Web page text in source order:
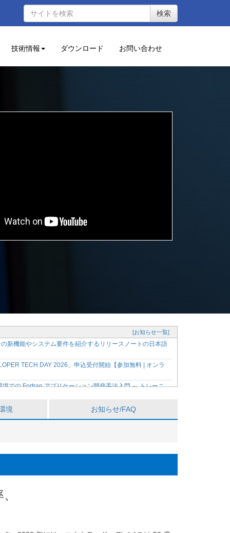
検索
技術情報 ダウンロード お問い合わせ
[お知らせ一覧]
新機能やシステム要件を紹介するリリースノートの日本語
TECH DAY 2026」申込受付開始【参加無料 | オンラ
での Fortran アプリケーション開発手法入門 ～ トレーニ
発ツールのバージョン 2026 に関する主な変更点を紹介 ～
の最新バージョン 2026 に対応する有償サポート製品を提
トの日本語参考訳を公開！
境 お知らせ/FAQ